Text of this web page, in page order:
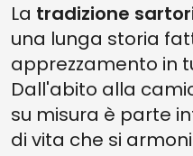
La tradizione
una lunga storia
apprezzamento in
Dall'abito alla
su misura è parte
di vita che si